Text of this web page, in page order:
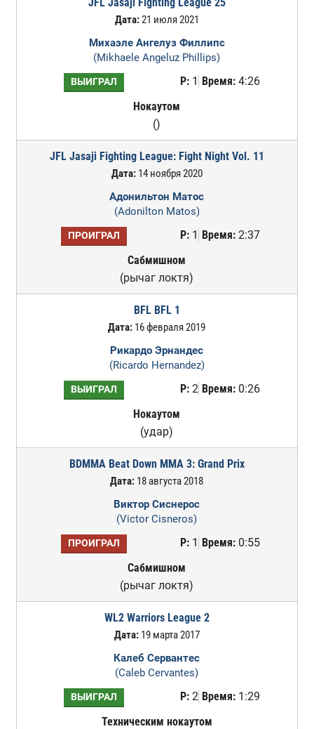
Дата:21 июля 2021
Михаэле Ангелуз Филлипс
(Mikhaele Angeluz Phillips)
ВЫИГРАЛ Р:1 Время:4:26
Нокаутом
()
JFL Jasaji Fighting League: Fight Night Vol. 11
Дата:14 ноября 2020
Адонильтон Матос
(Adonilton Matos)
ПРОИГРАЛ Р:1 Время:2:37
Сабмишном
(рычаг локтя)
BFL BFL 1
Дата: 16 февраля 2019
Рикардо Эрнандес
(Ricardo Hernandez)
ВЫИГРАЛ Р:2 Время:0:26
Нокаутом
(удар)
BDMMA Beat Down MMA 3: Grand Prix
Дата: 18 августа 2018
Виктор Сиснерос
(Victor Cisneros)
ПРОИГРАЛ Р:1 Время:0:55
Сабмишном
(рычаг локтя)
WL2 Warriors League 2
Дата:19 марта 2017
Калеб Сервантес
(Caleb Cervantes)
ВЫИГРАЛ Р:2 Время:1:29
Техническим нокаутом